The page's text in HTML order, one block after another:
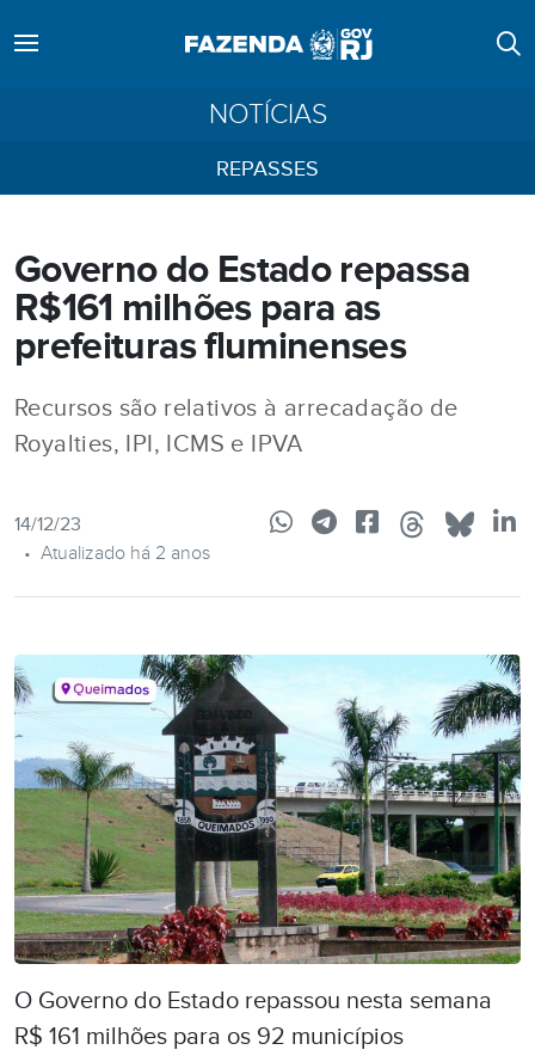
NOTÍCIAS
REPASSES
Governo do Estado repassa
R$161 milhões para as
prefeituras fluminenses
Recursos são relativos à arrecadação de
Royalties, IPI, ICMS e IPVA
14/12/23
• Atualizado há 2 anos
O Governo do Estado repassou nesta semana
R$ 161 milhões para os 92 municípios